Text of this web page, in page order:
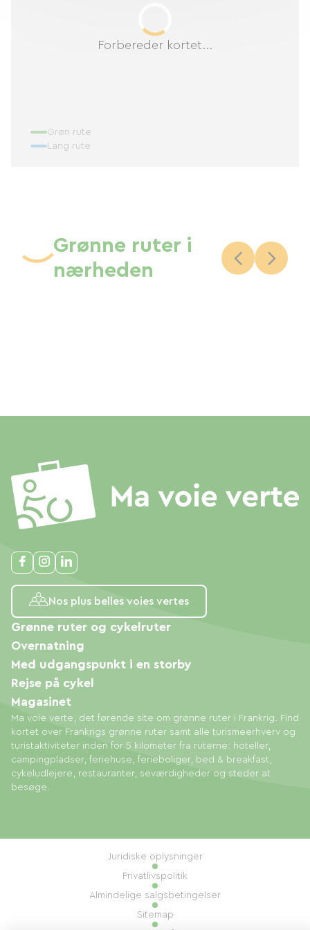
Forbereder kortet...
Grøn rute
Lang rute
Grønne ruter i
nærheden
Nos plus belles voies vertes
Ma voie verte, det førende site om grønne ruter i Frankrig. Find
kortet over Frankrigs grønne ruter samt alle turismeerhverv og
turistaktiviteter inden for 5 kilometer fra ruterne: hoteller,
campingpladser, feriehuse, ferieboliger, bed & breakfast,
cykeludlejere, restauranter, seværdigheder og steder at
besøge.
Grønne ruter og cykelruter
Overnatning
Med udgangspunkt i en storby
Rejse på cykel
Magasinet
Juridiske oplysninger
Privatlivspolitik
Almindelige salgsbetingelser
Sitemap